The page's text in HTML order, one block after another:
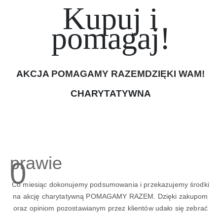
Kupuj i
pomagaj!
AKCJA POMAGAMY RAZEMDZIĘKI WAM!
CHARYTATYWNA
prawie
0
Co miesiąc dokonujemy podsumowania i przekazujemy środki
na akcję charytatywną POMAGAMY RAZEM. Dzięki zakupom
oraz opiniom pozostawianym przez klientów udało się zebrać